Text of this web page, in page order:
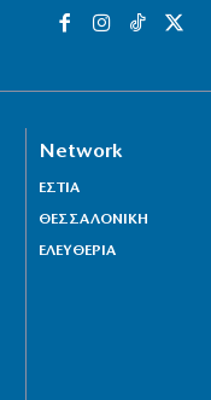
Network
ΕΣΤΙΑ
ΘΕΣΣΑΛΟΝΙΚΗ
ΕΛΕΥΘΕΡΙΑ